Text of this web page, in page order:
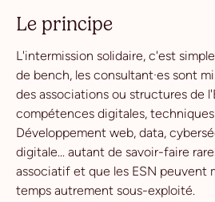
Le principe
L'intermission solidaire, c'est
de bench, les consultant·es sont
des associations ou structures de
compétences digitales,
Développement web, data,
digitale... autant de savoir-faire
associatif et que les ESN peuvent
temps autrement sous-exploité.